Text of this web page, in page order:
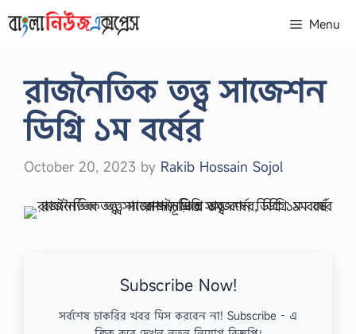
to
Menu
রাজনৈতিক তত্ত্ব সাজেশন
ডিগ্রি ১ম বর্ষের
October 20, 2023 by Rakib Hossain Sojol
Subscribe Now!
সর্বশেষ চাকরির খবর মিস করবেন না! Subscribe - এ